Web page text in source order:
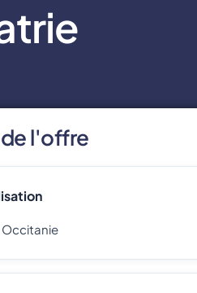
l'offre
Occitanie